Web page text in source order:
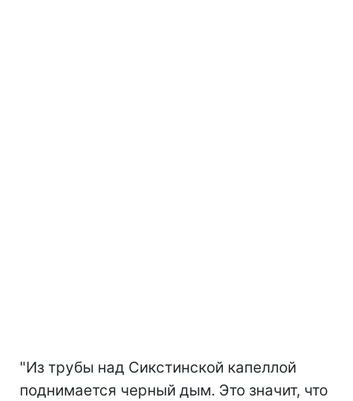
"Из трубы над Сикстинской капеллой
поднимается черный дым. Это значит, что